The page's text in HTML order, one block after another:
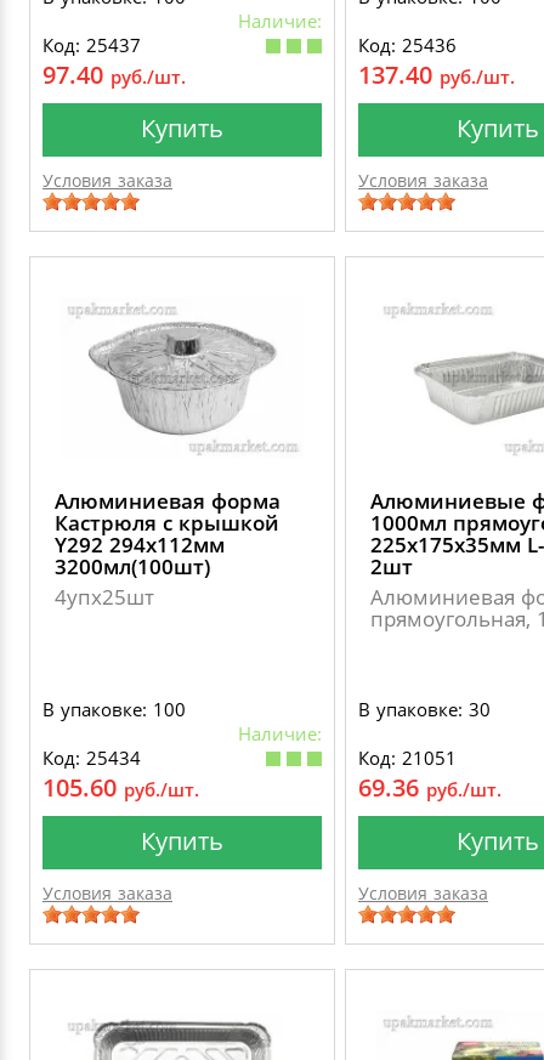
Наличие:
Код: 25437
97.40 руб./шт.
Купить
Условия заказа
Код: 25436
137.40 руб./шт.
Купить
Условия заказа
Алюминиевая форма
Кастрюля с крышкой
Y292 294х112мм
3200мл(100шт)
4упх25шт
В упаковке: 100
Наличие:
Код: 25434
105.60 руб./шт.
Купить
Условия заказа
Алюминиевые
1000мл
225х175х35мм
2шт
Алюминиевая
прямоугольная,
В упаковке: 30
Код: 21051
69.36 руб./шт.
Купить
Условия заказа